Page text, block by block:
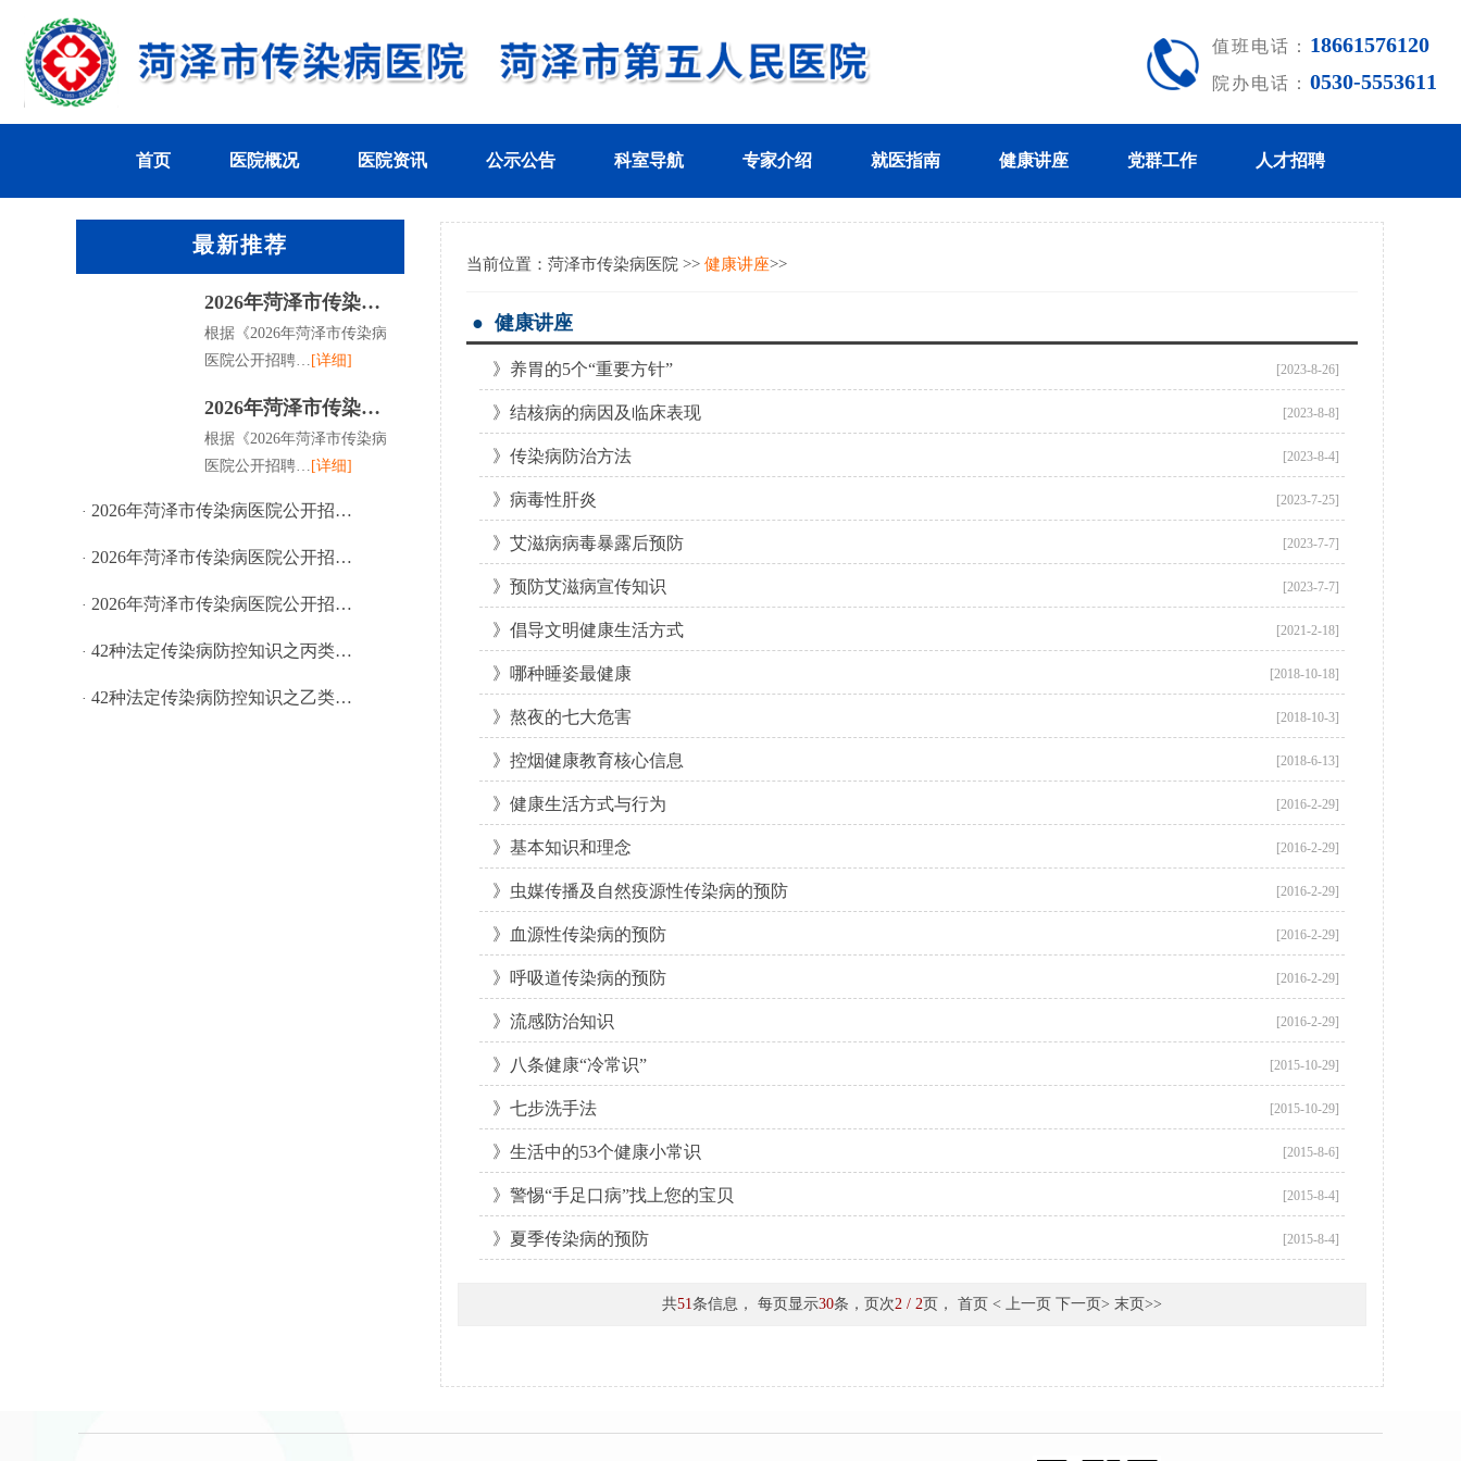
值班电话： 18661576120
院办电话： 0530-5553611
首页 医院概况 医院资讯 公示公告 科室导航 专家介绍 就医指南 健康讲座 党群工作 人才招聘
最新推荐
2026年菏泽市传染…
根据《2026年菏泽市传染病
医院公开招聘… [详细]
2026年菏泽市传染…
根据《2026年菏泽市传染病
医院公开招聘… [详细]
· 2026年菏泽市传染病医院公开招…
· 2026年菏泽市传染病医院公开招…
· 2026年菏泽市传染病医院公开招…
· 42种法定传染病防控知识之丙类…
· 42种法定传染病防控知识之乙类…
当前位置： 菏泽市传染病医院 >> 健康讲座>>
● 健康讲座
》养胃的5个“重要方针” [2023-8-26]
》结核病的病因及临床表现 [2023-8-8]
》传染病防治方法 [2023-8-4]
》病毒性肝炎 [2023-7-25]
》艾滋病病毒暴露后预防 [2023-7-7]
》预防艾滋病宣传知识 [2023-7-7]
》倡导文明健康生活方式 [2021-2-18]
》哪种睡姿最健康 [2018-10-18]
》熬夜的七大危害 [2018-10-3]
》控烟健康教育核心信息 [2018-6-13]
》健康生活方式与行为 [2016-2-29]
》基本知识和理念 [2016-2-29]
》虫媒传播及自然疫源性传染病的预防 [2016-2-29]
》血源性传染病的预防 [2016-2-29]
》呼吸道传染病的预防 [2016-2-29]
》流感防治知识 [2016-2-29]
》八条健康“冷常识” [2015-10-29]
》七步洗手法 [2015-10-29]
》生活中的53个健康小常识 [2015-8-6]
》警惕“手足口病”找上您的宝贝 [2015-8-4]
》夏季传染病的预防 [2015-8-4]
共51条信息， 每页显示30条，页次2 / 2页， 首页 < 上一页 下一页> 末页>>